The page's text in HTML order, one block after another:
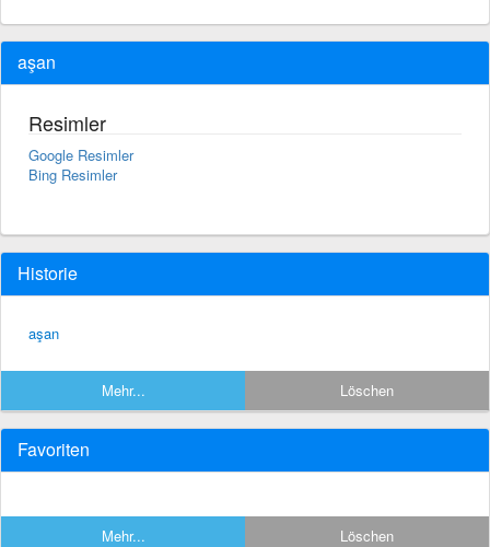
aşan
Resimler
Google Resimler
Bing Resimler
Historie
aşan
Mehr... Löschen
Favoriten
Mehr... Löschen